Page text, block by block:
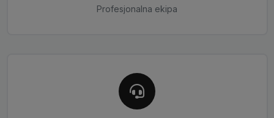
Profesjonalna ekipa